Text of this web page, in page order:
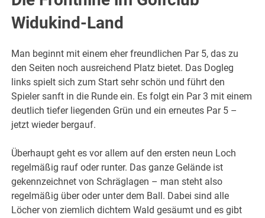
Widukind-Land
Man beginnt mit einem eher freundlichen Par 5, das zu
den Seiten noch ausreichend Platz bietet. Das Dogleg
links spielt sich zum Start sehr schön und führt den
Spieler sanft in die Runde ein. Es folgt ein Par 3 mit einem
deutlich tiefer liegenden Grün und ein erneutes Par 5 –
jetzt wieder bergauf.
Überhaupt geht es vor allem auf den ersten neun Loch
regelmäßig rauf oder runter. Das ganze Gelände ist
gekennzeichnet von Schräglagen – man steht also
regelmäßig über oder unter dem Ball. Dabei sind alle
Löcher von ziemlich dichtem Wald gesäumt und es gibt